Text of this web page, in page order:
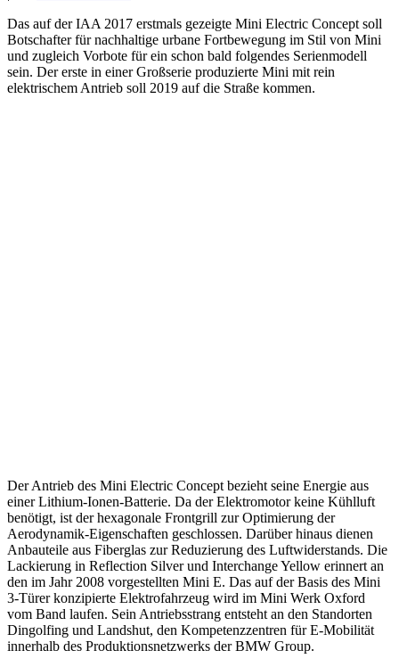
Das auf der IAA 2017 erstmals gezeigte Mini Electric Concept soll
Botschafter für nachhaltige urbane Fortbewegung im Stil von Mini
und zugleich Vorbote für ein schon bald folgendes Serienmodell
sein. Der erste in einer Großserie produzierte Mini mit rein
elektrischem Antrieb soll 2019 auf die Straße kommen.
Der Antrieb des Mini Electric Concept bezieht seine Energie aus
einer Lithium-Ionen-Batterie. Da der Elektromotor keine Kühlluft
benötigt, ist der hexagonale Frontgrill zur Optimierung der
Aerodynamik-Eigenschaften geschlossen. Darüber hinaus dienen
Anbauteile aus Fiberglas zur Reduzierung des Luftwiderstands. Die
Lackierung in Reflection Silver und Interchange Yellow erinnert an
den im Jahr 2008 vorgestellten Mini E. Das auf der Basis des Mini
3-Türer konzipierte Elektrofahrzeug wird im Mini Werk Oxford
vom Band laufen. Sein Antriebsstrang entsteht an den Standorten
Dingolfing und Landshut, den Kompetenzzentren für E-Mobilität
innerhalb des Produktionsnetzwerks der BMW Group.